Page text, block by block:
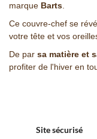
marque Barts.
Ce couvre-chef se
votre tête et vos
De par sa matière et
profiter de l'hiver en
Site sécurisé